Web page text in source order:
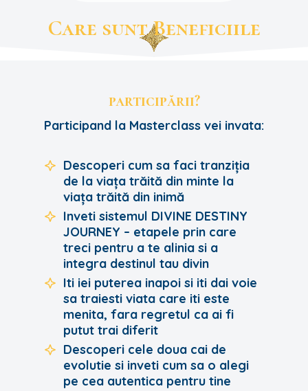
Care sunt Beneficiile
Participand la Masterclass vei invata:
Descoperi cum sa faci tranziția
de la viața trăită din minte la
viața trăită din inimă
Inveti sistemul DIVINE DESTINY
JOURNEY – etapele prin care
treci pentru a te alinia si a
integra destinul tau divin
Iti iei puterea inapoi si iti dai voie
sa traiesti viata care iti este
menita, fara regretul ca ai fi
putut trai diferit
Descoperi cele doua cai de
evolutie si inveti cum sa o alegi
pe cea autentica pentru tine
participării?